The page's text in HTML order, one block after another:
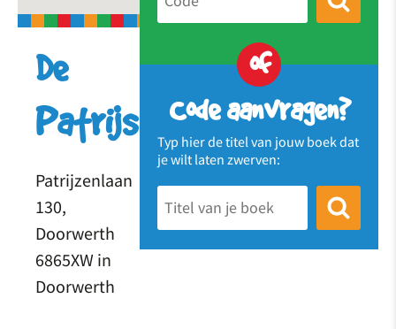
of
Code aanvragen?
Typ hier de titel van jouw boek dat
je wilt laten zwerven:
De
Patrijs
Patrijzenlaan
130,
Doorwerth
6865XW in
Doorwerth